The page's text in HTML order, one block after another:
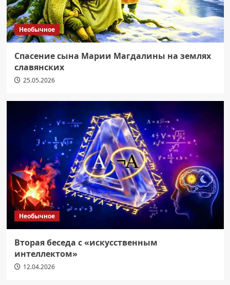
Необычное
Спасение сына Марии Магдалины на землях
славянских
25.05.2026
Необычное
Вторая беседа с «искусственным
интеллектом»
12.04.2026